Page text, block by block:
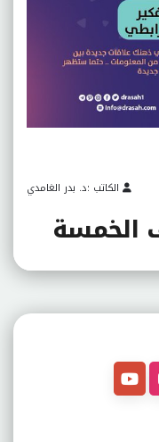
الكاتب :د. بدر الغامدي
الخمسة